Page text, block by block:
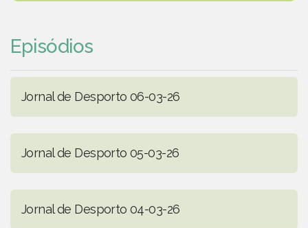
Episódios
Jornal de Desporto 06-03-26
Jornal de Desporto 05-03-26
Jornal de Desporto 04-03-26